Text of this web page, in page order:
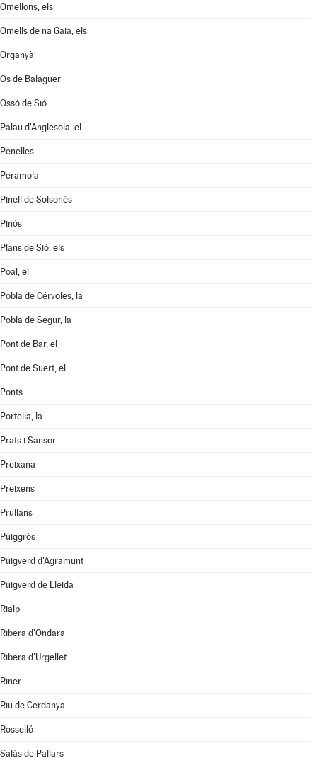
Omellons, els
Omells de na Gaia, els
Organyà
Os de Balaguer
Ossó de Sió
Palau d'Anglesola, el
Penelles
Peramola
Pinell de Solsonès
Pinós
Plans de Sió, els
Poal, el
Pobla de Cérvoles, la
Pobla de Segur, la
Pont de Bar, el
Pont de Suert, el
Ponts
Portella, la
Prats i Sansor
Preixana
Preixens
Prullans
Puiggròs
Puigverd d'Agramunt
Puigverd de Lleida
Rialp
Ribera d'Ondara
Ribera d'Urgellet
Riner
Riu de Cerdanya
Rosselló
Salàs de Pallars